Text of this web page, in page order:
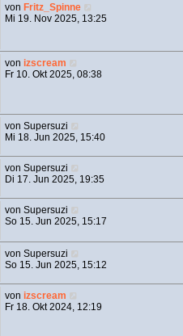
vonFritz_Spinne
Mi 19. Nov 2025, 13:25
vonizscream
Fr 10. Okt 2025, 08:38
vonSupersuzi
Mi 18. Jun 2025, 15:40
vonSupersuzi
Di 17. Jun 2025, 19:35
vonSupersuzi
So 15. Jun 2025, 15:17
vonSupersuzi
So 15. Jun 2025, 15:12
vonizscream
Fr 18. Okt 2024, 12:19